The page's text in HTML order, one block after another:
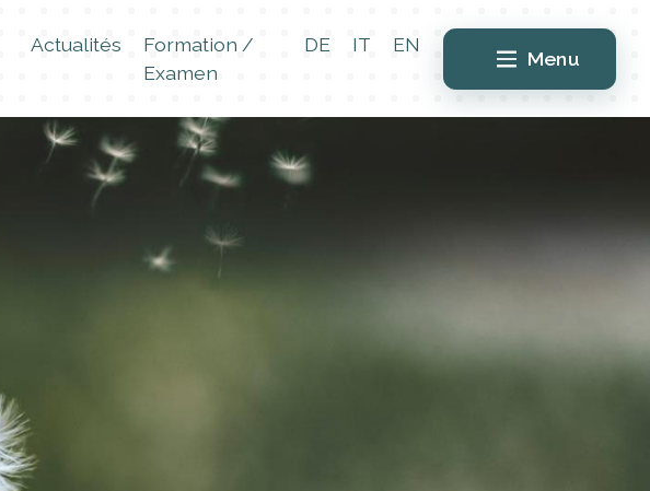
Actualités
Formation /
Examen
DE IT EN
Menu